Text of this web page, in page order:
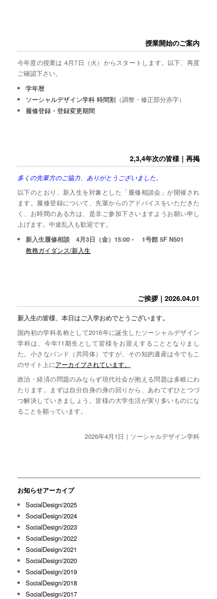
授業開始のご案内
今年度の授業は 4月7日（火）からスタートします。以下、再度
ご確認下さい。
学年暦
ソーシャルデザイン学科 時間割 （調整・修正部分赤字）
履修登録・登録変更期間
2,3,4年次の皆様｜再掲
多くの先輩方のご協力、ありがとうございました。
以下のとおり、新入生を対象とした「履修相談会」が開催され
ます。履修登録について、先輩からのアドバイスをいただきた
く、お時間のある方は、是非ご参加下さいますようお願い申し
上げます。中途乱入も歓迎です。
新入生履修相談 4月3日（金）15:00 - 1号館 5F N501
教務ガイダンス/新入生
ご挨拶｜2026.04.01
新入生の皆様、本日はご入学おめでとうございます。
国内初の学科名称として2016年に誕生したソーシャルデザイン
学科は、今年11期生として皆様をお迎えすることとなりまし
た。小さなバンド（共同体）ですが、その知的遺産は今でもこ
のサイト上にアーカイブされています。
政治・経済の問題のみならず現代社会が抱える問題は多岐にわ
たります。まずは自分自身の身の回りから、あわてずひとつづ
つ解決していきましょう。皆様の大学生活が実り多いものにな
ることを願っています。
2026年4月1日｜ソーシャルデザイン学科
お知らせアーカイブ
SocialDesign/2025
SocialDesign/2024
SocialDesign/2023
SocialDesign/2022
SocialDesign/2021
SocialDesign/2020
SocialDesign/2019
SocialDesign/2018
SocialDesign/2017